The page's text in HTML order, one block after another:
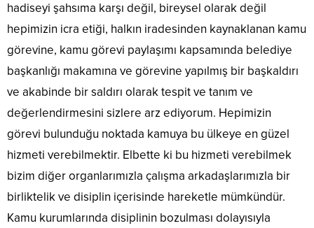
hadiseyi şahsıma karşı değil, bireysel olarak değil
hepimizin icra etiği, halkın iradesinden kaynaklanan kamu
görevine, kamu görevi paylaşımı kapsamında belediye
başkanlığı makamına ve görevine yapılmış bir başkaldırı
ve akabinde bir saldırı olarak tespit ve tanım ve
değerlendirmesini sizlere arz ediyorum. Hepimizin
görevi bulunduğu noktada kamuya bu ülkeye en güzel
hizmeti verebilmektir. Elbette ki bu hizmeti verebilmek
bizim diğer organlarımızla çalışma arkadaşlarımızla bir
birliktelik ve disiplin içerisinde hareketle mümkündür.
Kamu kurumlarında disiplinin bozulması dolayısıyla